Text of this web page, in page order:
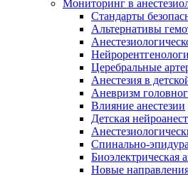
Мониторинг в
Стандарты
Альтернативы
Церебральные
Анестезия в
Аневризм
Влияние анестезии
Детская
Спинально-
Биоэлектрическая
Новые